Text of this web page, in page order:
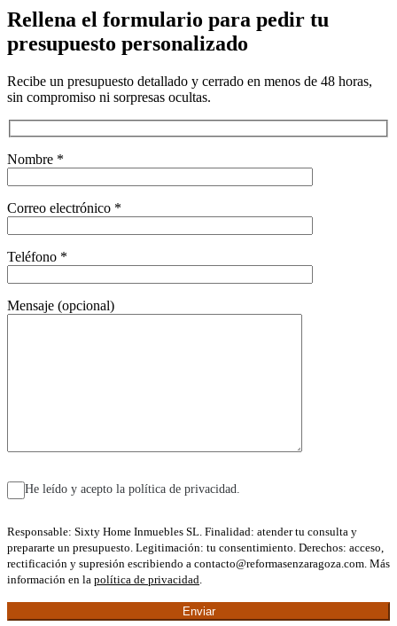
Rellena el formulario para pedir tu
presupuesto personalizado
Recibe un presupuesto detallado y cerrado en menos de 48 horas,
sin compromiso ni sorpresas ocultas.
Nombre *
Correo electrónico *
Teléfono *
Mensaje (opcional)
He leído y acepto la política de privacidad.
Responsable: Sixty Home Inmuebles SL. Finalidad: atender tu consulta y
prepararte un presupuesto. Legitimación: tu consentimiento. Derechos: acceso,
rectificación y supresión escribiendo a contacto@reformasenzaragoza.com. Más
información en la política de privacidad